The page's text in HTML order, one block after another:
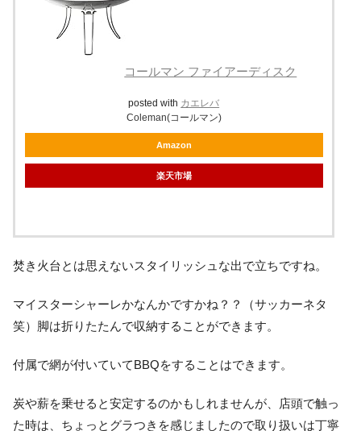
コールマン ファイアーディスク
posted with カエレバ
Coleman(コールマン)
Amazon
楽天市場
焚き火台とは思えないスタイリッシュな出で立ちですね。
マイスターシャーレかなんかですかね？？（サッカーネタ
笑）脚は折りたたんで収納することができます。
付属で網が付いていてBBQをすることはできます。
炭や薪を乗せると安定するのかもしれませんが、店頭で触っ
た時は、ちょっとグラつきを感じましたので取り扱いは丁寧